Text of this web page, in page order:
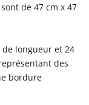
de 47 cm x 47
de longueur et 24
des
bordure